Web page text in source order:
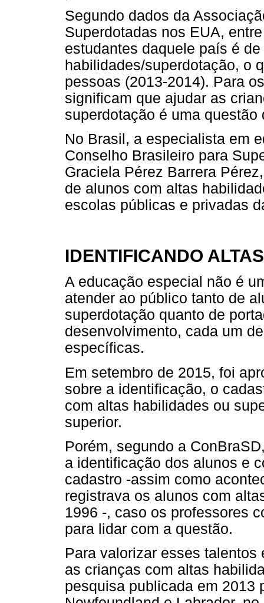
Segundo dados da
Superdotadas nos EUA,
estudantes daquele país é
habilidades/superdotação, o
pessoas (2013-2014). Para
significam que ajudar as
superdotação é uma
No Brasil, a especialista em
Conselho Brasileiro para
Graciela Pérez Barrera
de alunos com altas
escolas públicas e privadas
IDENTIFICANDO
A educação especial não é
atender ao público tanto de
superdotação quanto de
desenvolvimento, cada um
específicas.
Em setembro de 2015, foi
sobre a identificação, o
com altas habilidades ou
superior.
Porém, segundo a
a identificação dos alunos e
cadastro -assim como
registrava os alunos com
1996 -, caso os professores
para lidar com a questão.
Para valorizar esses
as crianças com altas
pesquisa publicada em 2013